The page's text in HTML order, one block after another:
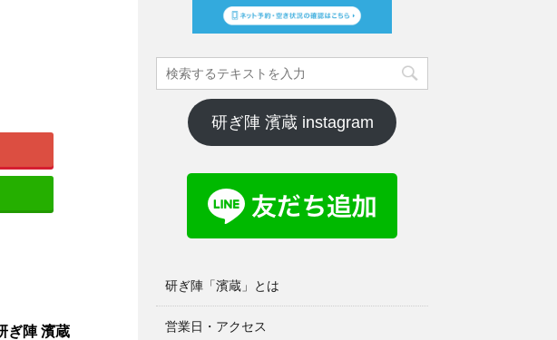
ぎ陣 濱蔵
研ぎ陣 濱蔵 instagram
研ぎ陣「濱蔵」とは
営業日・アクセス